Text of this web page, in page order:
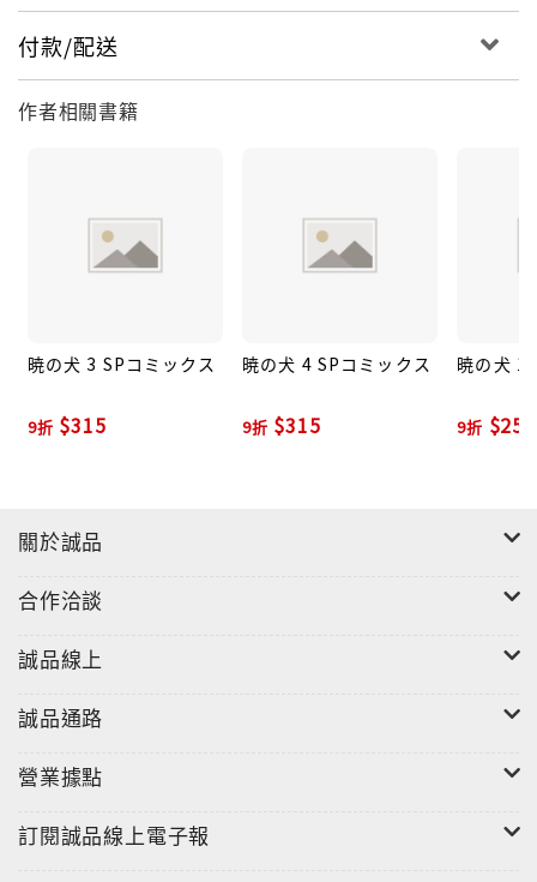
付款/配送
作者相關書籍
暁の犬 3 SPコミックス
9折 $315
暁の犬 4 SPコミックス
9折 $315
暁の犬 1
9折 $252
關於誠品
合作洽談
誠品線上
誠品通路
營業據點
訂閱誠品線上電子報